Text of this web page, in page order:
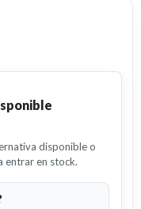
disponible o
entrar en stock.